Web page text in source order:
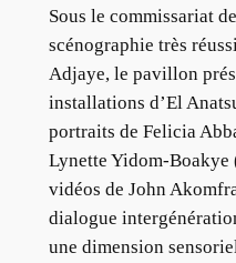
Sous le commissariat
scénographie très
Adjaye, le pavillon
installations d’El
portraits de Felicia
Lynette Yidom-Boakye
vidéos de John
dialogue
une dimension